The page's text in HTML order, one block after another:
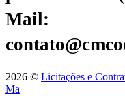
Mail:
2026 © Licitações e
Ma